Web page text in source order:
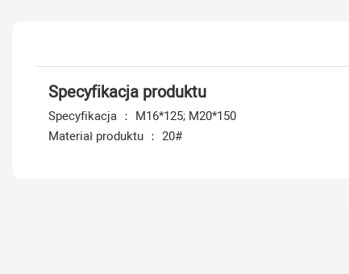
Specyfikacja produktu
Specyfikacja ： M16*125; M20*150
Materiał produktu ： 20#